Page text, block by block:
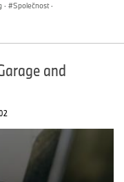
· Společnost ·
and